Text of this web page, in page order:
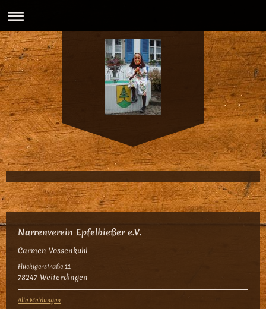
Narrenverein Epfelbießer e.V.
Carmen Vossenkuhl
Flückigerstraße 11
78247 Weiterdingen
Alle Meldungen